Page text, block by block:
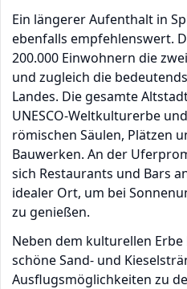
Ein längerer Aufenthalt in
ebenfalls empfehlenswert.
200.000 Einwohnern die
und zugleich die
Landes. Die gesamte
UNESCO-Weltkulturerbe
römischen Säulen, Plätzen
Bauwerken. An der
sich Restaurants und Bars
idealer Ort, um bei
zu genießen.
Neben dem kulturellen
schöne Sand- und
Ausflugsmöglichkeiten zu